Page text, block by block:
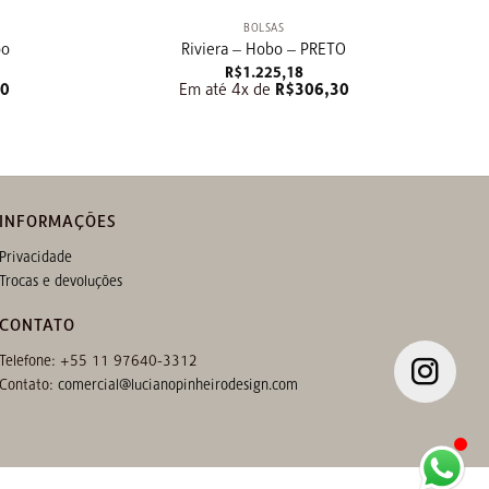
BOLSAS
Riviera – Hobo – PRETO
R$1.225,18
Em até 4x de R$306,30
INFORMAÇÕES
Privacidade
Trocas e devoluções
CONTATO
Telefone: +55 11 97640-3312
Contato:comercial@lucianopinheirodesign.com